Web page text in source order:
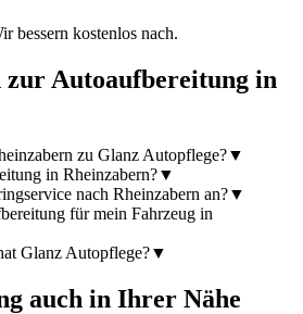
bessern kostenlos nach.
zur Autoaufbereitung in
zu Glanz Autopflege?▼
in Rheinzabern?▼
nach Rheinzabern an?▼
für mein Fahrzeug in
Glanz Autopflege?▼
auch in Ihrer Nähe